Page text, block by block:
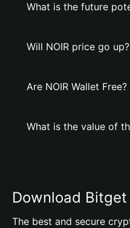
What is the future
Will NOIR price go up?
Are NOIR Wallet Free?
What is the value of
Download
The best and secure